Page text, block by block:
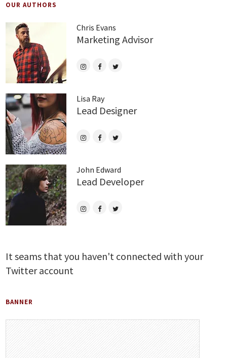
OUR AUTHORS
Chris Evans
Marketing Advisor
Lisa Ray
Lead Designer
John Edward
Lead Developer
It seams that you haven't connected with your
Twitter account
BANNER